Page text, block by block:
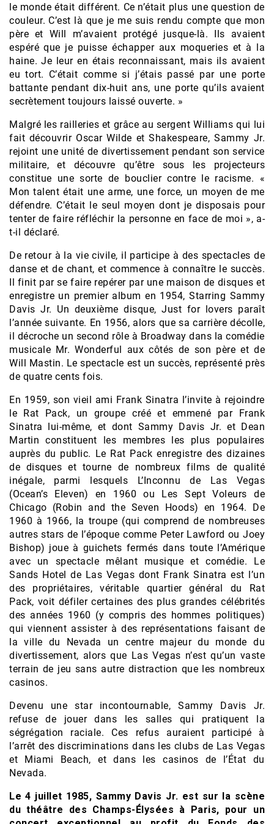
le monde était différent. Ce n’était plus une question de
couleur. C’est là que je me suis rendu compte que mon
père et Will m’avaient protégé jusque-là. Ils avaient
espéré que je puisse échapper aux moqueries et à la
haine. Je leur en étais reconnaissant, mais ils avaient
eu tort. C’était comme si j’étais passé par une porte
battante pendant dix-huit ans, une porte qu’ils avaient
secrètement toujours laissé ouverte. »
Malgré les railleries et grâce au sergent Williams qui lui
fait découvrir Oscar Wilde et Shakespeare, Sammy Jr.
rejoint une unité de divertissement pendant son service
militaire, et découvre qu’être sous les projecteurs
constitue une sorte de bouclier contre le racisme. «
Mon talent était une arme, une force, un moyen de me
défendre. C’était le seul moyen dont je disposais pour
tenter de faire réfléchir la personne en face de moi », a-
t-il déclaré.
De retour à la vie civile, il participe à des spectacles de
danse et de chant, et commence à connaître le succès.
Il finit par se faire repérer par une maison de disques et
enregistre un premier album en 1954, Starring Sammy
Davis Jr. Un deuxième disque, Just for lovers paraît
l’année suivante. En 1956, alors que sa carrière décolle,
il décroche un second rôle à Broadway dans la comédie
musicale Mr. Wonderful aux côtés de son père et de
Will Mastin. Le spectacle est un succès, représenté près
de quatre cents fois.
En 1959, son vieil ami Frank Sinatra l’invite à rejoindre
le Rat Pack, un groupe créé et emmené par Frank
Sinatra lui-même, et dont Sammy Davis Jr. et Dean
Martin constituent les membres les plus populaires
auprès du public. Le Rat Pack enregistre des dizaines
de disques et tourne de nombreux films de qualité
inégale, parmi lesquels L’Inconnu de Las Vegas
(Ocean’s Eleven) en 1960 ou Les Sept Voleurs de
Chicago (Robin and the Seven Hoods) en 1964. De
1960 à 1966, la troupe (qui comprend de nombreuses
autres stars de l’époque comme Peter Lawford ou Joey
Bishop) joue à guichets fermés dans toute l’Amérique
avec un spectacle mêlant musique et comédie. Le
Sands Hotel de Las Vegas dont Frank Sinatra est l’un
des propriétaires, véritable quartier général du Rat
Pack, voit défiler certaines des plus grandes célébrités
des années 1960 (y compris des hommes politiques)
qui viennent assister à des représentations faisant de
la ville du Nevada un centre majeur du monde du
divertissement, alors que Las Vegas n’est qu’un vaste
terrain de jeu sans autre distraction que les nombreux
casinos.
Devenu une star incontournable, Sammy Davis Jr.
refuse de jouer dans les salles qui pratiquent la
ségrégation raciale. Ces refus auraient participé à
l’arrêt des discriminations dans les clubs de Las Vegas
et Miami Beach, et dans les casinos de l’État du
Nevada.
Le 4 juillet 1985, Sammy Davis Jr. est sur la scène
du théâtre des Champs-Élysées à Paris, pour un